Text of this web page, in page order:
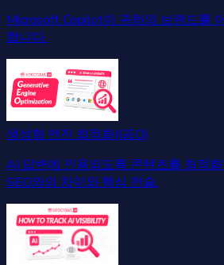
Microsoft Copilot이 귀하의 브랜드를
합니다.
생성형 엔진 최적화(GEO)
AI 답변에 인용되도록 콘텐츠를 최적
SEO와의 차이와 핵심 전술.